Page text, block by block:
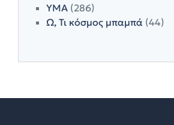
ΥΜΑ (286)
Ω, Τι κόσμος μπαμπά (44)